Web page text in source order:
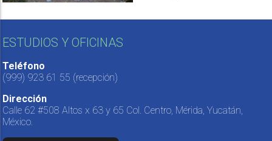
ESTUDIOS Y OFICINAS
Teléfono
(999) 923 61 55 (recepción)
Dirección
Calle 62 #508 Altos x 63 y 65 Col. Centro, Mérida, Yucatán,
México.